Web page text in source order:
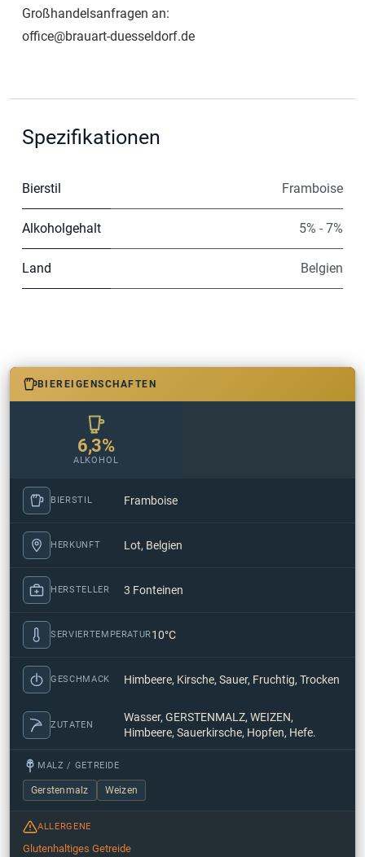
Großhandelsanfragen an:
office@brauart-duesseldorf.de
Spezifikationen
Bierstil Framboise
Alkoholgehalt 5% - 7%
Land Belgien
BIEREIGENSCHAFTEN
6,3%
ALKOHOL
BIERSTIL Framboise
HERKUNFT Lot, Belgien
HERSTELLER 3 Fonteinen
SERVIERTEMPERATUR10°C
GESCHMACK Himbeere, Kirsche, Sauer, Fruchtig, Trocken
ZUTATEN
Wasser, GERSTENMALZ, WEIZEN,
Himbeere, Sauerkirsche, Hopfen, Hefe.
MALZ / GETREIDE
Gerstenmalz Weizen
ALLERGENE
Glutenhaltiges Getreide